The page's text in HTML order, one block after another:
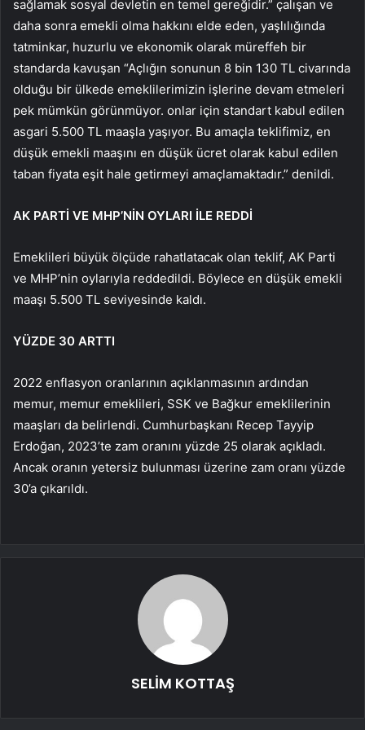
sağlamak sosyal devletin en temel gereğidir.” çalışan ve
daha sonra emekli olma hakkını elde eden, yaşlılığında
tatminkar, huzurlu ve ekonomik olarak müreffeh bir
standarda kavuşan “Açlığın sonunun 8 bin 130 TL civarında
olduğu bir ülkede emeklilerimizin işlerine devam etmeleri
pek mümkün görünmüyor. onlar için standart kabul edilen
asgari 5.500 TL maaşla yaşıyor. Bu amaçla teklifimiz, en
düşük emekli maaşını en düşük ücret olarak kabul edilen
taban fiyata eşit hale getirmeyi amaçlamaktadır.” denildi.
AK PARTİ VE MHP’NİN OYLARI İLE REDDİ
Emeklileri büyük ölçüde rahatlatacak olan teklif, AK Parti
ve MHP’nin oylarıyla reddedildi. Böylece en düşük emekli
maaşı 5.500 TL seviyesinde kaldı.
YÜZDE 30 ARTTI
2022 enflasyon oranlarının açıklanmasının ardından
memur, memur emeklileri, SSK ve Bağkur emeklilerinin
maaşları da belirlendi. Cumhurbaşkanı Recep Tayyip
Erdoğan, 2023’te zam oranını yüzde 25 olarak açıkladı.
Ancak oranın yetersiz bulunması üzerine zam oranı yüzde
30’a çıkarıldı.
SELİM KOTTAŞ